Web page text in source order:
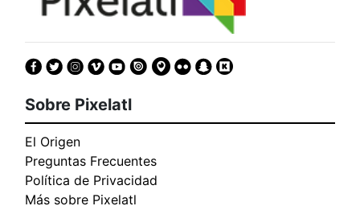
Sobre Pixelatl
El Origen
Preguntas Frecuentes
Política de Privacidad
Más sobre Pixelatl